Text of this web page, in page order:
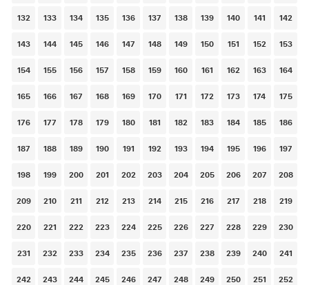
132 133 134 135 136 137 138 139 140 141 142
143 144 145 146 147 148 149 150 151 152 153
154 155 156 157 158 159 160 161 162 163 164
165 166 167 168 169 170 171 172 173 174 175
176 177 178 179 180 181 182 183 184 185 186
187 188 189 190 191 192 193 194 195 196 197
198 199 200 201 202 203 204 205 206 207 208
209 210 211 212 213 214 215 216 217 218 219
220 221 222 223 224 225 226 227 228 229 230
231 232 233 234 235 236 237 238 239 240 241
242 243 244 245 246 247 248 249 250 251 252